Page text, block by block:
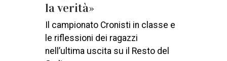
la verità»
Il campionato Cronisti in classe e
le riflessioni dei ragazzi
nell’ultima uscita su il Resto del